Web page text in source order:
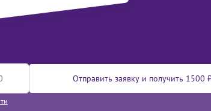
Отправить заявку и получить 1500